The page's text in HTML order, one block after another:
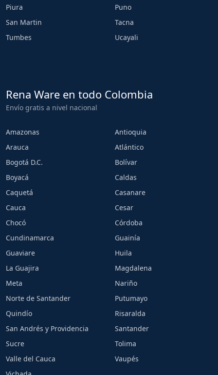
Piura
Puno
San Martin
Tacna
Tumbes
Ucayali
Rena Ware en todo Colombia
Envío gratis a nivel nacional
Amazonas
Antioquia
Arauca
Atlántico
Bogotá D.C.
Bolívar
Boyacá
Caldas
Caquetá
Casanare
Cauca
Cesar
Chocó
Córdoba
Cundinamarca
Guainía
Guaviare
Huila
La Guajira
Magdalena
Meta
Nariño
Norte de Santander
Putumayo
Quindío
Risaralda
San Andrés y Providencia
Santander
Sucre
Tolima
Valle del Cauca
Vaupés